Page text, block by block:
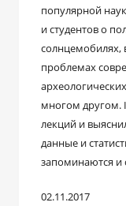
популярной
и студентов о
солнцемобилях,
проблемах
многом другом.
лекций и
данные и
запоминаются и
02.11.2017